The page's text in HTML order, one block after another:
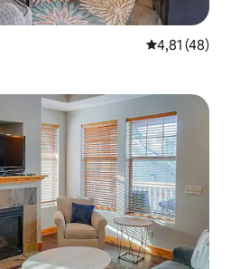
4,81 av 5 i
4,81 (48)